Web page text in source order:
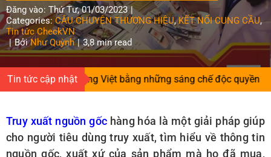
Chia sẻ kinh nghiệm
Tài liệu
Tin và sự kiện CheckVN
Search
for:
Đăng vào: Thứ Tư, 01/03/2023 |
Categories:CÂU CHUYỆN THƯƠNG HIỆU,KẾT NỐI CUNG CẦU,
Tin tức CheckVN
| BởiNhư Quỳnh | 3,8 min read
Tin tức cập nhật
tin cho hàng Việt bằng những sáng chế độc quyền |
Truy xuất nguồn gốc hàng hóa là một giải pháp giúp
cho người tiêu dùng truy xuất, tìm hiểu về thông tin
nguồn gốc, xuất xứ của sản phẩm mà họ đã mua,